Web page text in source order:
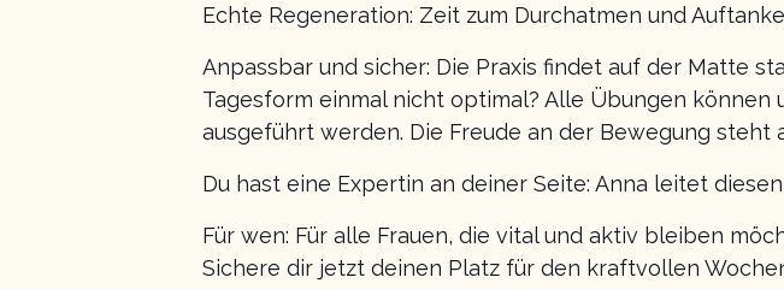
Echte Regeneration: Zeit zum Durchatmen und
Anpassbar und sicher: Die Praxis findet auf der Matte
Tagesform einmal nicht optimal? Alle Übungen
ausgeführt werden. Die Freude an der Bewegung steht
Du hast eine Expertin an deiner Seite: Anna leitet
Für wen: Für alle Frauen, die vital und aktiv bleiben
Sichere dir jetzt deinen Platz für den kraftvollen